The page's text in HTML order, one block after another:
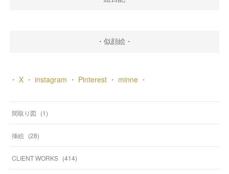
・似顔絵・
・ X・ instagram ・ Pinterest・ minne・
間取り図 (1)
挿絵 (28)
CLIENT WORKS (414)